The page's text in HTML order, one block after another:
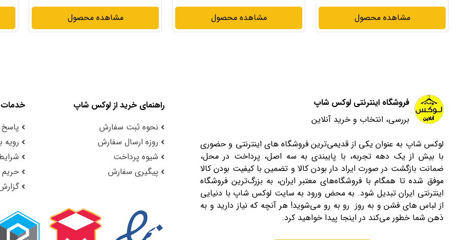
مشاهده محصول
مشاهده محصول
مشاهده محصول
فروشگاه اینترنتی لوکس شاپ
بررسی، انتخاب و خرید آنلاین
لوکس شاپ به عنوان یکی از قدیمی‌ترین فروشگاه های اینترنتی و حضوری
با بیش از یک دهه تجربه، با پایبندی به سه اصل، پرداخت در محل،
ضمانت بازگشت در صورت ایراد دار بودن کالا و تضمین با کیفیت بودن کالا
موفق شده تا همگام با فروشگاه‌های معتبر ایران، به بزرگ‌ترین فروشگاه
اینترنتی ایران تبدیل شود. به محض ورود به سایت لوکس شاپ با دنیایی
از لباس های فشن و به روز رو به رو می‌شوید! هر آنچه که نیاز دارید و به
ذهن شما خطور می‌کند در اینجا پیدا خواهید کرد.
راهنمای خرید از لوکس شاپ
نحوه ثبت سفارش
روزه ارسال سفارش
شیوه پرداخت
پیگیری سفارش
خدمات
رویه